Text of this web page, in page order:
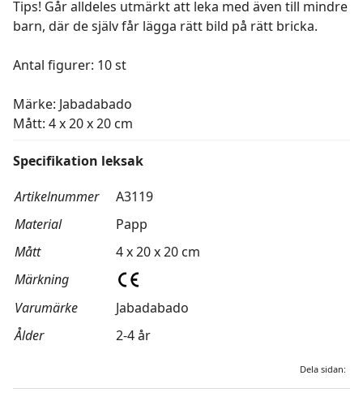
Tips! Går alldeles utmärkt att leka med även till mindre
barn, där de själv får lägga rätt bild på rätt bricka.
Antal figurer: 10 st
Märke: Jabadabado
Mått: 4 x 20 x 20 cm
Specifikation leksak
Artikelnummer
A3119
Material
Papp
Mått
4 x 20 x 20 cm
Märkning
Varumärke
Jabadabado
Ålder
2-4 år
Dela sidan: